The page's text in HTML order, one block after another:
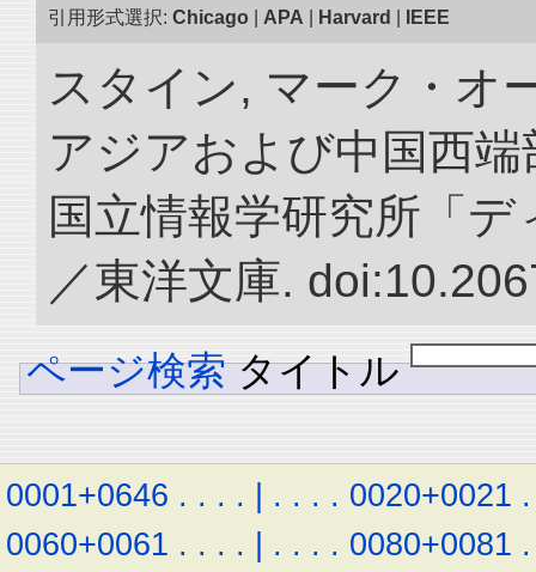
引用形式選択: Chicago APA Harvard IEEE
スタイン, マーク・オ
アジアおよび中国西
国立情報学研究所「
／東洋文庫.
ページ検索 タイトル
0001+0646 . . . . | . . . . 0020+0021 .
0060+0061 . . . . | . . . . 0080+0081 .